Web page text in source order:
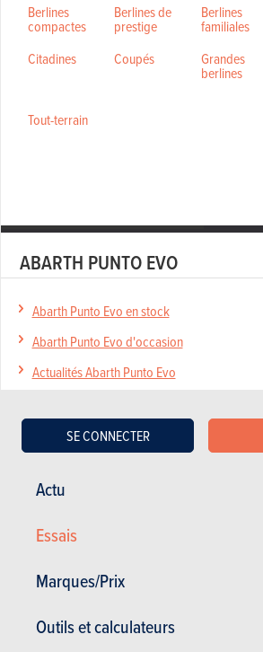
Actu
Essais
Marques/Prix
Outils et calculateurs
SE CONNECTER
Berlines
compactes
Berlines de
prestige
Berlines
familiales
Citadines
Coupés Grandes
berlines
Tout-terrain
ABARTH PUNTO EVO
Abarth Punto Evo en stock
Abarth Punto Evo d'occasion
Actualités Abarth Punto Evo
Spécifications Abarth Punto Evo
Actualités
Essais auto
©2026 Produpress SA | A propos de